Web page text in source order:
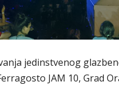
jedinstvenog
JAM 10, Grad